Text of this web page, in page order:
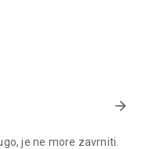
arrow_forward
je ne more zavrniti.